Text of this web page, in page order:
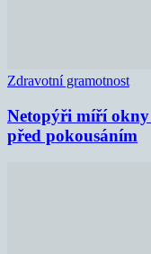
Zdravotní gramotnost
Netopýři míří
před pokousáním